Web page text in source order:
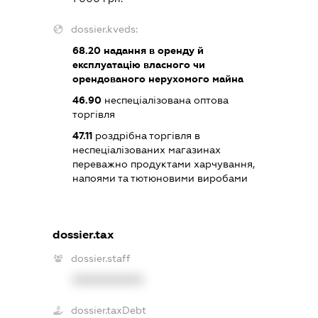
dossier.kveds:
68.20 надання в оренду й
експлуатацію власного чи
орендованого нерухомого майна
46.90 неспеціалізована оптова
торгівля
47.11 роздрібна торгівля в
неспеціалізованих магазинах
переважно продуктами харчування,
напоями та тютюновими виробами
dossier.tax
dossier.staff
dossier.taxDebt